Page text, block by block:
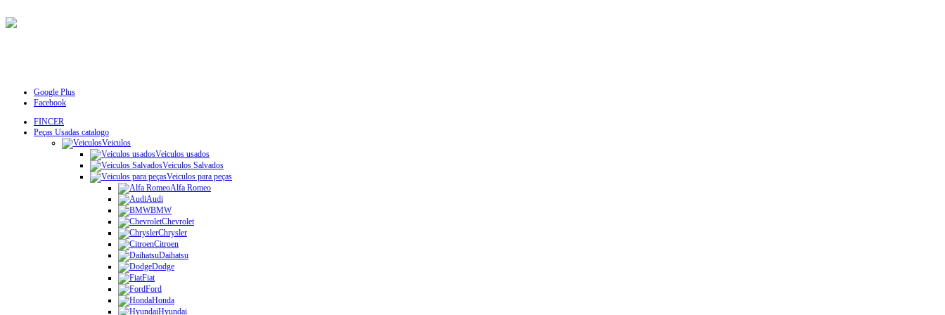
Google Plus
Facebook
FINCER
Peças Usadas catalogo
Veiculos
Veiculos usados
Veiculos Salvados
Veiculos para peças
Alfa Romeo
Audi
BMW
Chevrolet
Chrysler
Citroen
Daihatsu
Dodge
Fiat
Ford
Honda
Hyundai